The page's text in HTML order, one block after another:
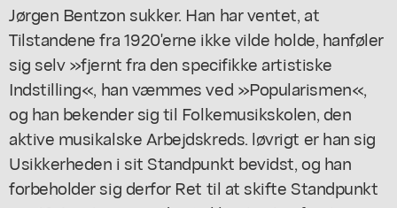
Jørgen Bentzon sukker. Han har ventet, at
Tilstandene fra 1920'erne ikke vilde holde, hanføler
sig selv »fjernt fra den specifikke artistiske
Indstilling«, han væmmes ved »Popularismen«,
og han bekender sig til Folkemusikskolen, den
aktive musikalske Arbejdskreds. løvrigt er han sig
Usikkerheden i sit Standpunkt bevidst, og han
forbeholder sig derfor Ret til at skifte Standpunkt